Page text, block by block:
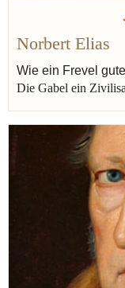
Norbert Elias
Wie ein Frevel
Die Gabel ein